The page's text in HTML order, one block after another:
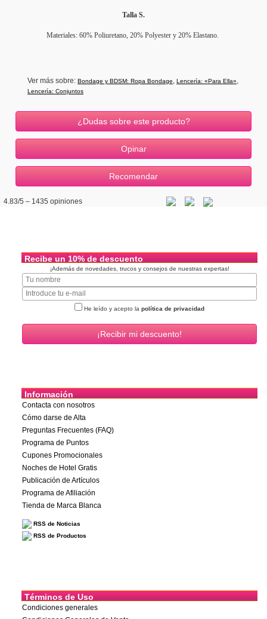
Talla S.
Materiales: 60% Poliuretano, 20% Polyester y 20% Elastano.
Ver más sobre: Bondage y BDSM: Ropa Bondage, Lencería: «Para Ella»,
Lencería: Conjuntos
¿Dudas sobre este producto?
4.83/5 – 1435 opiniones
Recibe un 10% de descuento
¡Además de novedades, trucos y consejos de nuestras expertas!
He leído y acepto la política de privacidad
Información
Contacta con nosotros
Cómo darse de Alta
Preguntas Frecuentes (FAQ)
Programa de Puntos
Cupones Promocionales
Noches de Hotel Gratis
Publicación de Artículos
Programa de Afiliación
Tienda de Marca Blanca
RSS de Noticias
RSS de Productos
Términos de Uso
Condiciones generales